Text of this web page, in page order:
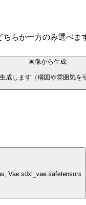
ちらか一方のみ選べ
画像から生成
成します（構図や雰囲気を
, Vae:sdxl_vae.safetensors